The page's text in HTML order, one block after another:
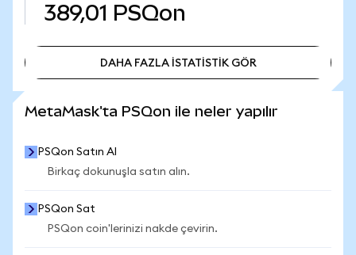
389,01 PSQon
DAHA FAZLA İSTATİSTİK GÖR
MetaMask'ta PSQon ile neler yapılır
PSQon Satın Al
Birkaç dokunuşla satın alın.
PSQon Sat
PSQon coin'lerinizi nakde çevirin.